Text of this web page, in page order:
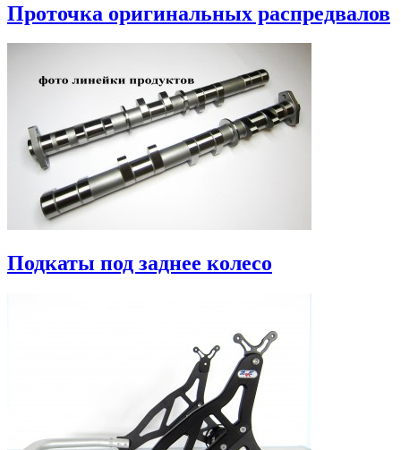
Проточка оригинальных распредвалов
Подкаты под заднее колесо